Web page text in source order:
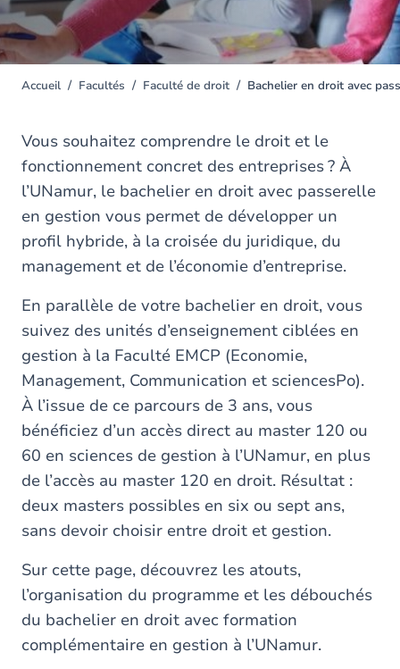
You
here
Accueil Facultés Faculté de droit Bachelier en droit avec
Vous souhaitez comprendre le droit et le
fonctionnement concret des entreprises ? À
l’UNamur, le bachelier en droit avec passerelle
en gestion vous permet de développer un
profil hybride, à la croisée du juridique, du
management et de l’économie d’entreprise.
En parallèle de votre bachelier en droit, vous
suivez des unités d’enseignement ciblées en
gestion à la Faculté EMCP (Economie,
Management, Communication et sciencesPo).
À l’issue de ce parcours de 3 ans, vous
bénéficiez d’un accès direct au master 120 ou
60 en sciences de gestion à l’UNamur, en plus
de l’accès au master 120 en droit. Résultat :
deux masters possibles en six ou sept ans,
sans devoir choisir entre droit et gestion.
Sur cette page, découvrez les atouts,
l’organisation du programme et les débouchés
du bachelier en droit avec formation
complémentaire en gestion à l’UNamur.